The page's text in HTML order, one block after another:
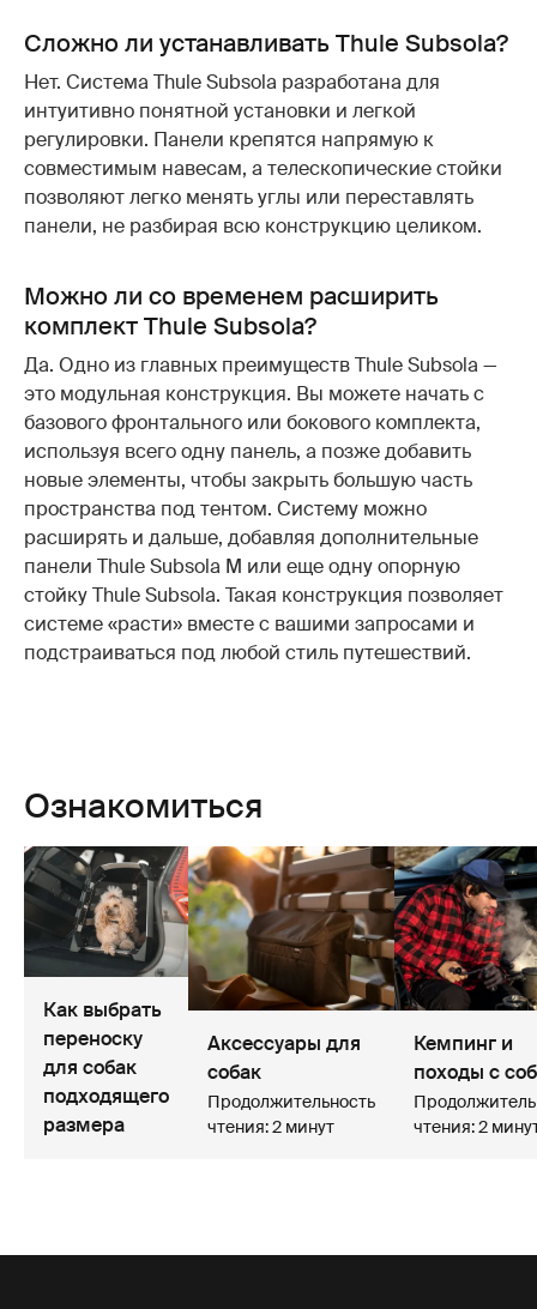
Сложно ли устанавливать Thule Subsola?
Нет. Система Thule Subsola разработана для
интуитивно понятной установки и легкой
регулировки. Панели крепятся напрямую к
совместимым навесам, а телескопические стойки
позволяют легко менять углы или переставлять
панели, не разбирая всю конструкцию целиком.
Можно ли со временем расширить
комплект Thule Subsola?
Да. Одно из главных преимуществ Thule Subsola —
это модульная конструкция. Вы можете начать с
базового фронтального или бокового комплекта,
используя всего одну панель, а позже добавить
новые элементы, чтобы закрыть большую часть
пространства под тентом. Систему можно
расширять и дальше, добавляя дополнительные
панели Thule Subsola M или еще одну опорную
стойку Thule Subsola. Такая конструкция позволяет
системе «расти» вместе с вашими запросами и
подстраиваться под любой стиль путешествий.
Ознакомиться
Как выбрать
переноску
для собак
подходящего
размера
Аксессуары для
собак
Продолжительность
чтения: 2 минут
Кемпинг и
походы с
чтения: 2